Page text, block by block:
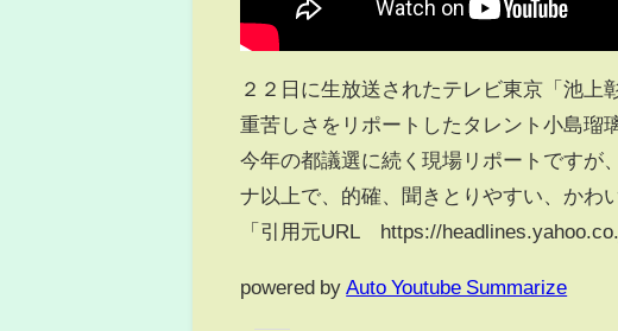
２２日に生放送されたテレビ東京「池
重苦しさをリポートしたタレント小島瑠
今年の都議選に続く現場リポートですが
ナ以上で、的確、聞きとりやすい、かわ
「引用元URL https://
powered by Auto Youtube Summarize